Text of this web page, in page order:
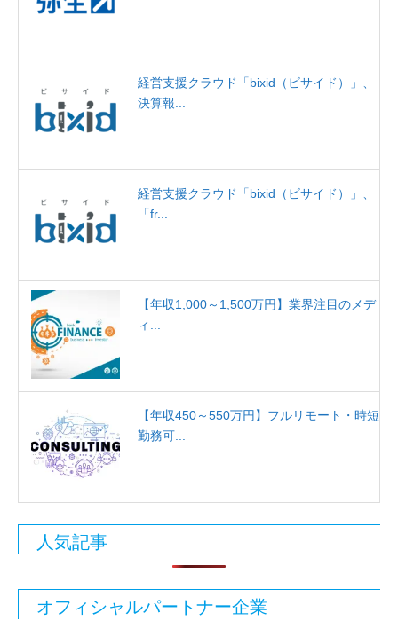
経営支援クラウド「bixid（ビサイド）」、
決算報...
経営支援クラウド「bixid（ビサイド）」、
「fr...
【年収1,000～1,500万円】業界注目のメデ
ィ...
【年収450～550万円】フルリモート・時短
勤務可...
人気記事
オフィシャルパートナー企業